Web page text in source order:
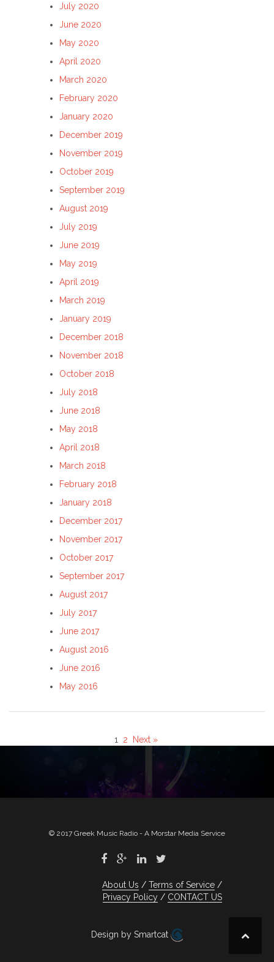
July 2020
June 2020
May 2020
April 2020
March 2020
February 2020
January 2020
December 2019
November 2019
October 2019
September 2019
August 2019
July 2019
June 2019
May 2019
April 2019
March 2019
January 2019
December 2018
November 2018
October 2018
July 2018
June 2018
May 2018
April 2018
March 2018
February 2018
January 2018
December 2017
November 2017
October 2017
September 2017
August 2017
July 2017
June 2017
August 2016
June 2016
May 2016
1 2 Next »
© 2017 Greek Music Radio - A Morstar Media Service
About Us
Terms of Service
Privacy Policy
CONTACT US
Design by Smartcat